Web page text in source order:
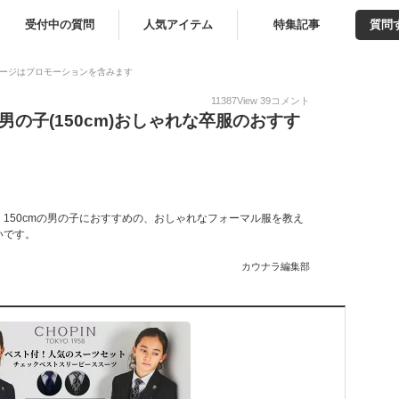
受付中の質問 人気アイテム 特集記事 質問
ジはプロモーションを含みます
11387View 39コメント
の子(150cm)おしゃれな卒服のおすす
の男の子におすすめの、おしゃれなフォーマル服を教え
す。
カウナラ編集部